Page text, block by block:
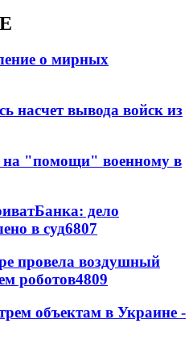
о мирных
насчет вывода войск из
"помощи" военному в
дело
в суд6807
провела воздушный
роботов4809
объектам в Украине -